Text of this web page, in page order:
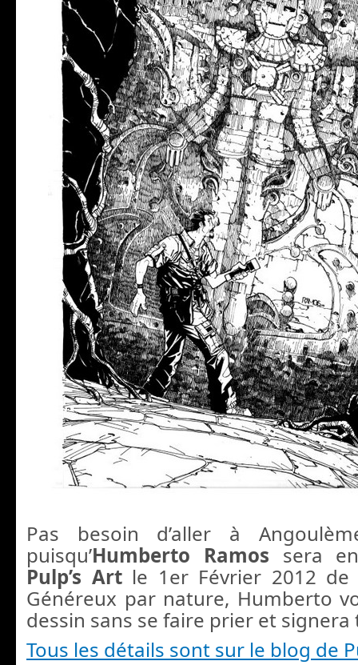
Pas besoin d’aller à
puisqu’Humberto Ramos sera
Pulp’s Art le 1er Février 2012 de
Généreux par nature, Humberto
dessin sans se faire prier et signera
Tous les détails sont sur le blog de